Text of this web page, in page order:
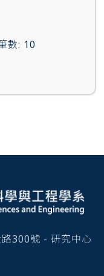
數: 10
300號 - 研究中心